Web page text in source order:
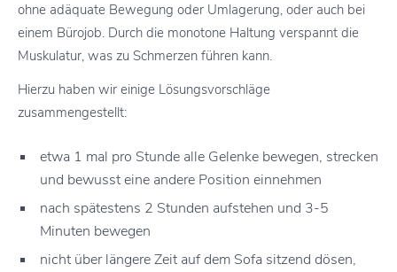
ohne adäquate Bewegung oder Umlagerung, oder auch bei
einem Bürojob. Durch die monotone Haltung verspannt die
Muskulatur, was zu Schmerzen führen kann.
Hierzu haben wir einige Lösungsvorschläge
zusammengestellt:
etwa 1 mal pro Stunde alle Gelenke bewegen, strecken
und bewusst eine andere Position einnehmen
nach spätestens 2 Stunden aufstehen und 3-5
Minuten bewegen
nicht über längere Zeit auf dem Sofa sitzend dösen,